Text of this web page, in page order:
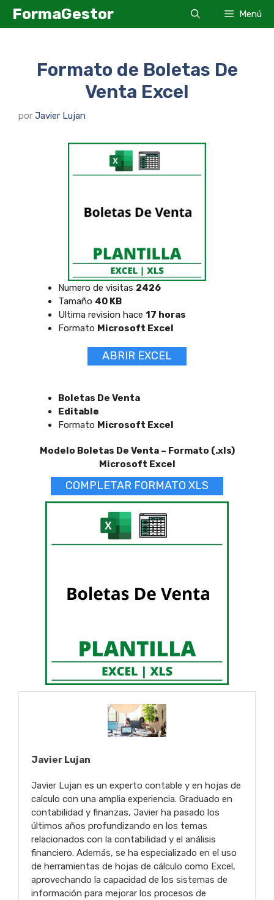
SaltarFormaGestor Menú
Formato de Boletas De
Venta Excel
por Javier Lujan
Numero de visitas 2426
Tamaño 40 KB
Ultima revision hace 17 horas
Formato Microsoft Excel
ABRIR EXCEL
Boletas De Venta
Editable
Formato Microsoft Excel
Modelo Boletas De Venta – Formato (.xls)
Microsoft Excel
COMPLETAR FORMATO XLS
Javier Lujan
Javier Lujan es un experto contable y en hojas de
calculo con una amplia experiencia. Graduado en
contabilidad y finanzas, Javier ha pasado los
últimos años profundizando en los temas
relacionados con la contabilidad y el análisis
financiero. Además, se ha especializado en el uso
de herramientas de hojas de cálculo como Excel,
aprovechando la capacidad de los sistemas de
información para mejorar los procesos de